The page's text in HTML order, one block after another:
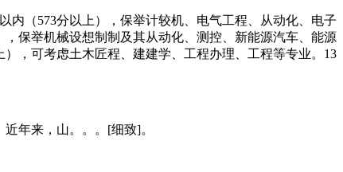
（573分以上），保举计较机、电气工程、从动化、电子
保举机械设想制制及其从动化、测控、新能源汽车、能源
，可考虑土木匠程、建建学、工程办理、工程等专业。13
年来，山。。。[细致]。